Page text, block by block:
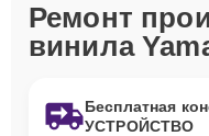
Ремонт
винила
Бесплатная
УСТРОЙСТВО